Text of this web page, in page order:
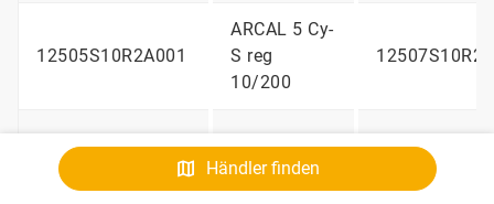
Händler finden
12505S10R2A001
ARCAL 5 Cy-
S reg
10/200
13150S10R2A001
ATAL Cy-S
reg 10/200